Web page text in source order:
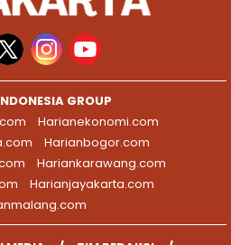
GROUP
Harianekonomi.com
Harianbogor.com
Hariankarawang.com
Harianjayakarta.com